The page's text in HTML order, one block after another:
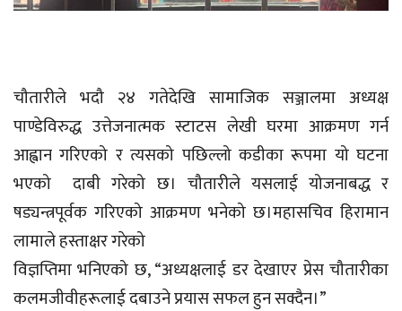
चौतारीले भदौ २४ गतेदेखि सामाजिक सञ्जालमा अध्यक्ष
पाण्डेविरुद्ध उत्तेजनात्मक स्टाटस लेखी घरमा आक्रमण गर्न
आह्वान गरिएको र त्यसको पछिल्लो कडीका रूपमा यो घटना
भएको दाबी गरेको छ। चौतारीले यसलाई योजनाबद्ध र
षड्यन्त्रपूर्वक गरिएको आक्रमण भनेको छ।महासचिव हिरामान
लामाले हस्ताक्षर गरेको
विज्ञप्तिमा भनिएको छ, “अध्यक्षलाई डर देखाएर प्रेस चौतारीका
कलमजीवीहरूलाई दबाउने प्रयास सफल हुन सक्दैन।”